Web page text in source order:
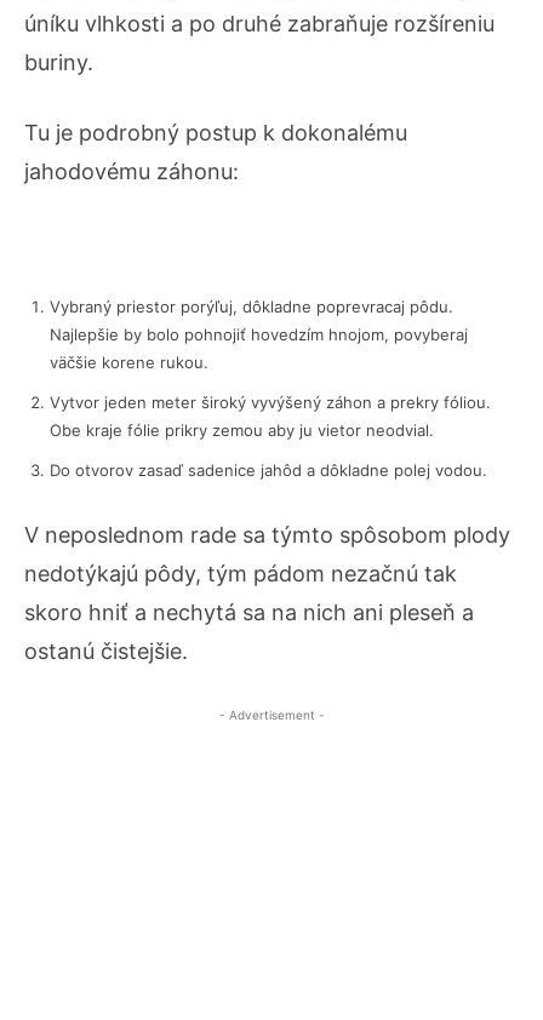
úníku vlhkosti a po druhé zabraňuje rozšíreniu
buriny.
Tu je podrobný postup k dokonalému
jahodovému záhonu:
Vybraný priestor porýľuj, dôkladne poprevracaj pôdu.
Najlepšie by bolo pohnojiť hovedzím hnojom, povyberaj
väčšie korene rukou.
Vytvor jeden meter široký vyvýšený záhon a prekry fóliou.
Obe kraje fólie prikry zemou aby ju vietor neodvial.
Do otvorov zasaď sadenice jahôd a dôkladne polej vodou.
V neposlednom rade sa týmto spôsobom plody
nedotýkajú pôdy, tým pádom nezačnú tak
skoro hniť a nechytá sa na nich ani pleseň a
ostanú čistejšie.
- Advertisement -